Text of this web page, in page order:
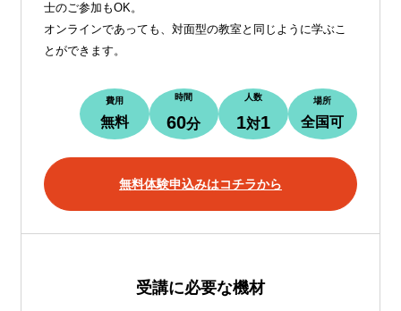
士のご参加もOK。
オンラインであっても、対面型の教室と同じように学ぶこ
とができます。
費用
無料
時間
60分
人数
1対1
場所
全国可
無料体験申込みはコチラから
受講に必要な機材